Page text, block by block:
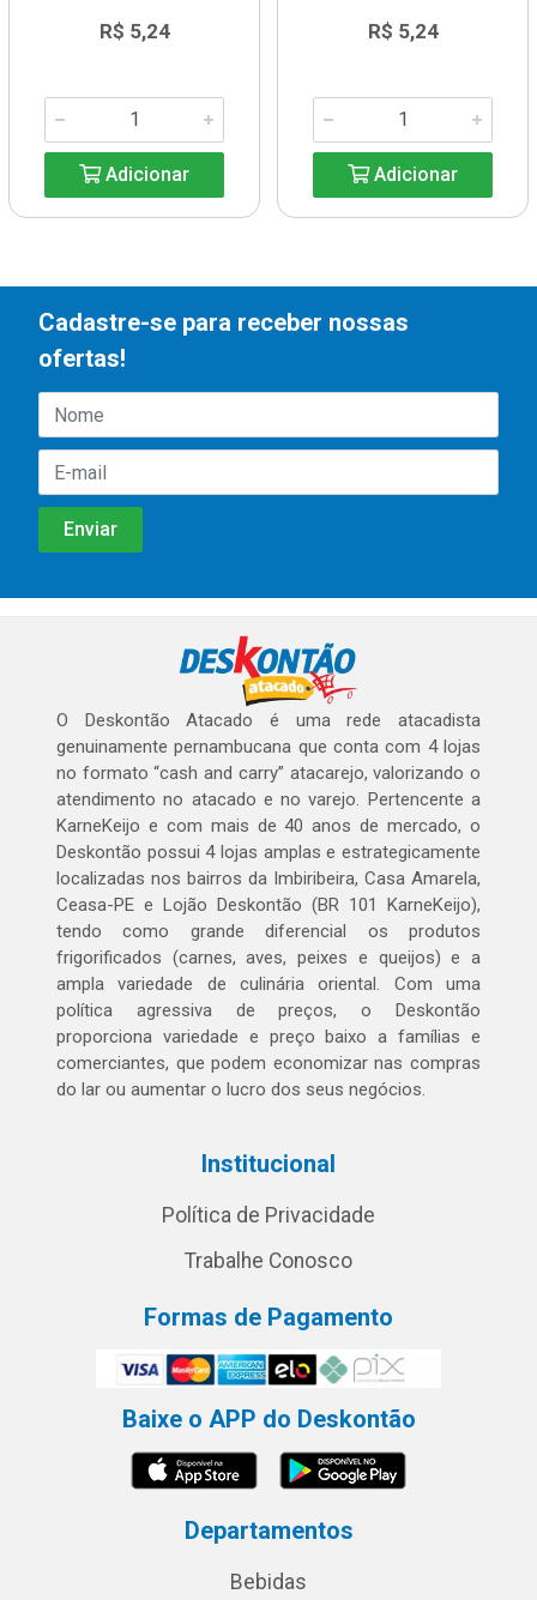
R$ 5,24
Adicionar
R$ 5,24
Adicionar
Cadastre-se para receber nossas
ofertas!
O Deskontão Atacado é uma rede atacadista
genuinamente pernambucana que conta com 4 lojas
no formato “cash and carry” atacarejo, valorizando o
atendimento no atacado e no varejo. Pertencente a
KarneKeijo e com mais de 40 anos de mercado, o
Deskontão possui 4 lojas amplas e estrategicamente
localizadas nos bairros da Imbiribeira, Casa Amarela,
Ceasa-PE e Lojão Deskontão (BR 101 KarneKeijo),
tendo como grande diferencial os produtos
frigorificados (carnes, aves, peixes e queijos) e a
ampla variedade de culinária oriental. Com uma
política agressiva de preços, o Deskontão
proporciona variedade e preço baixo a famílias e
comerciantes, que podem economizar nas compras
do lar ou aumentar o lucro dos seus negócios.
Institucional
Política de Privacidade
Trabalhe Conosco
Formas de Pagamento
Baixe o APP do Deskontão
Departamentos
Bebidas